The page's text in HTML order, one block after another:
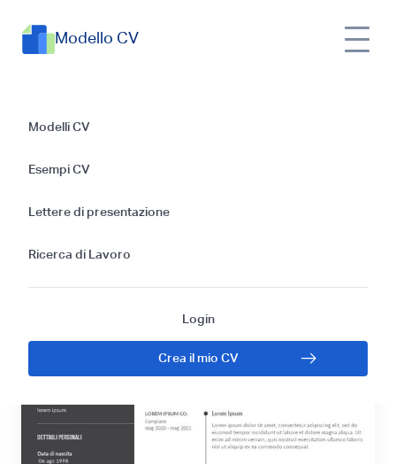
Modello CV
Modelli CV
Esempi CV
Lettere di presentazione
Ricerca di Lavoro
Login
Crea il mio CV
Come Scrivere un
CV per Rivenditore
di Giochi da Tavolo
Senza Esperienza